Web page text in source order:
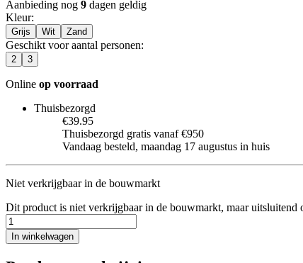
Aanbieding nog 9 dagen geldig
Kleur:
Grijs Wit Zand
Geschikt voor aantal personen:
2 3
Online op voorraad
Thuisbezorgd
€39.95
Thuisbezorgd gratis vanaf €950
Vandaag besteld, maandag 17 augustus in huis
Niet verkrijgbaar in de bouwmarkt
Dit product is niet verkrijgbaar in de bouwmarkt, maar uitsluitend
In winkelwagen